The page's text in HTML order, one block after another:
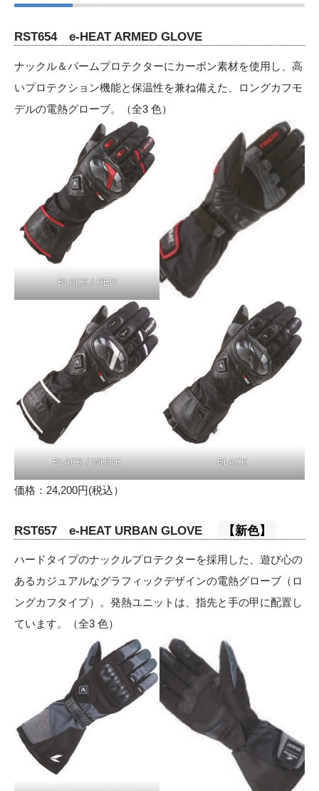
RST654 e-HEAT ARMED GLOVE
ナックル＆パームプロテクターにカーボン素材を使用し、高
いプロテクション機能と保温性を兼ね備えた、ロングカフモ
デルの電熱グローブ。（全3 色）
BLACK / RED
BLACK / WHITE BLACK
価格：24,200円(税込）
RST657 e-HEAT URBAN GLOVE 【新色】
ハードタイプのナックルプロテクターを採用した、遊び心の
あるカジュアルなグラフィックデザインの電熱グローブ（ロ
ングカフタイプ）。発熱ユニットは、指先と手の甲に配置し
ています。（全3 色）